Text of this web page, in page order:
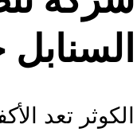
الكوثر تعد